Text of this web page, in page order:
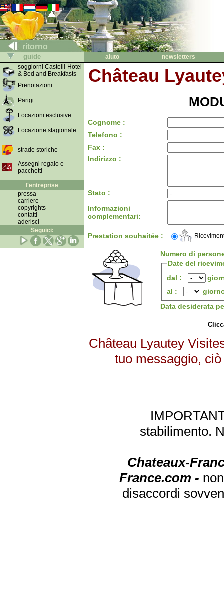
ritorno
guide aiuto
newsletters
soggiorni Castelli-Hotel
& Bed and Breakfasts
Prenotazioni
Parigi
Locazioni esclusive
Locazione stagionale
strade storiche
Assegni regalo e
pacchetti
l'entreprise
pressa
carriere
copyrights
contatti
aderisci
Seguici:
Château
Cognome :
Telefono :
Fax :
Indirizzo :
Stato :
Informazioni
complementari:
Prestation souhaitée :
Numero di
Date del
dal :
al :
Data desiderata
Château Lyautey
tuo messaggio,
stabilimento.
Chateaux-
France.com -
disaccordi